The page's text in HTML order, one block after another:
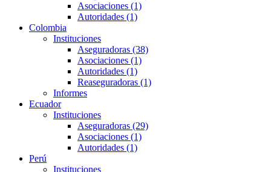
Asociaciones (1)
Autoridades (1)
Colombia
Instituciones
Aseguradoras (38)
Asociaciones (1)
Autoridades (1)
Reaseguradoras (1)
Informes
Ecuador
Instituciones
Aseguradoras (29)
Asociaciones (1)
Autoridades (1)
Perú
Instituciones